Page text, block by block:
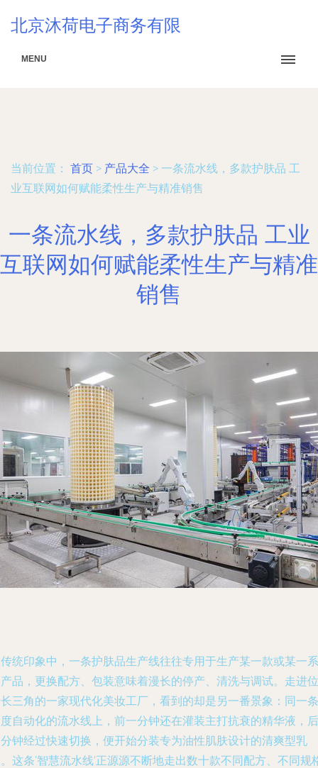
北京沐荷电子商务有限
MENU
当前位置： 首页 > 产品大全 > 一条流水线，多款护肤品 工
业互联网如何赋能柔性生产与精准销售
一条流水线，多款护肤品 工业
互联网如何赋能柔性生产与精准
销售
统印象中，一条护肤品生产线往往专用于生产某一款或某一系
品，更换配方、包装意味着漫长的停产、清洗与调试。走进位
三角的一家现代化美妆工厂，看到的却是另一番景象：同一条
自动化的流水线上，前一分钟还在灌装主打抗衰的精华液，后
钟经过快速切换，便开始分装专为油性肌肤设计的清爽型乳
这条‘智慧流水线’正源源不断地走出数十款不同配方、不同规